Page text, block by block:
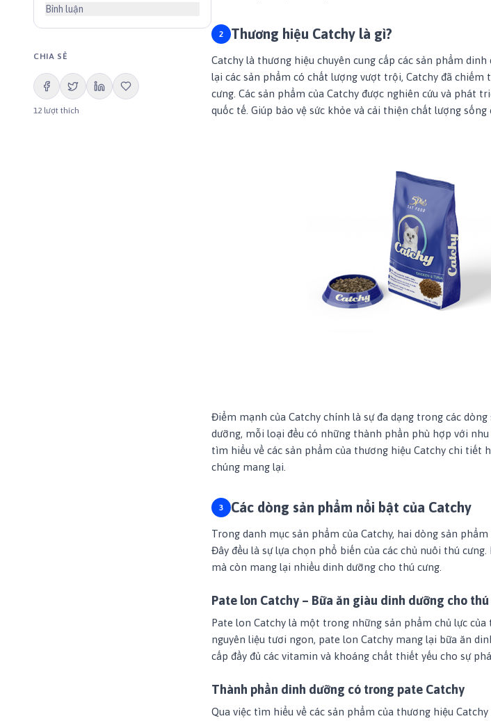
Bình luận
CHIA SẺ
12 lượt thích
Thương hiệu Catchy là gì?
Catchy là thương hiệu chuyên cung cấp các sản phẩm
lại các sản phẩm có chất lượng vượt trội, Catchy đã
cưng. Các sản phẩm của Catchy được nghiên cứu và phát
quốc tế. Giúp bảo vệ sức khỏe và cải thiện chất lượng sống
Điểm mạnh của Catchy chính là sự đa dạng trong các
dưỡng, mỗi loại đều có những thành phần phù hợp với
tìm hiểu về các sản phẩm của thương hiệu Catchy chi tiết
chúng mang lại.
Các dòng sản phẩm nổi bật của Catchy
Trong danh mục sản phẩm của Catchy, hai dòng sản
Đây đều là sự lựa chọn phổ biến của các chủ nuôi thú
mà còn mang lại nhiều dinh dưỡng cho thú cưng.
Pate lon Catchy – Bữa ăn giàu dinh dưỡng cho
Pate lon Catchy là một trong những sản phẩm chủ lực
nguyên liệu tươi ngon, pate lon Catchy mang lại bữa ăn
cấp đầy đủ các vitamin và khoáng chất thiết yếu cho sự
Thành phần dinh dưỡng có trong pate Catchy
Qua việc tìm hiểu về các sản phẩm của thương hiệu Catchy